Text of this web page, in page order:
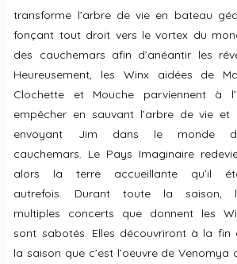
transforme l’arbre de vie en bateau
fonçant tout droit vers le vortex du
des cauchemars afin d’anéantir les
Heureusement, les Winx aidées de
Clochette et Mouche parviennent à
empêcher en sauvant l’arbre de vie et
envoyant Jim dans le monde
cauchemars. Le Pays Imaginaire
alors la terre accueillante qu’il
autrefois. Durant toute la saison,
multiples concerts que donnent les
sont sabotés. Elles découvriront à la fin
la saison que c’est l’oeuvre de Venomya